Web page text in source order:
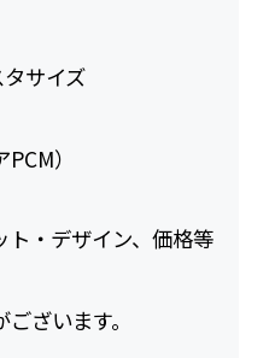
サイズ
）
・デザイン、価格等
ざいます。